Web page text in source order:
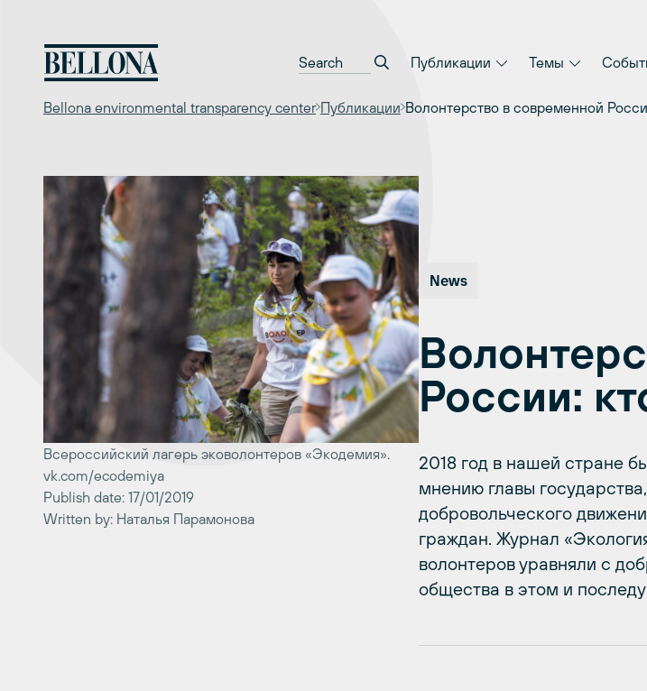
содержимому
Публикации Темы
Bellona environmental transparency center Публикации Волонтерство в современной
Всероссийский лагерь эковолонтеров «Экодемия».
vk.com/ecodemiya
Publish date: 17/01/2019
Written by: Наталья Парамонова
News
России:
2018 год в нашей стране
мнению главы
добровольческого
граждан. Журнал
волонтеров уравняли с
общества в этом и